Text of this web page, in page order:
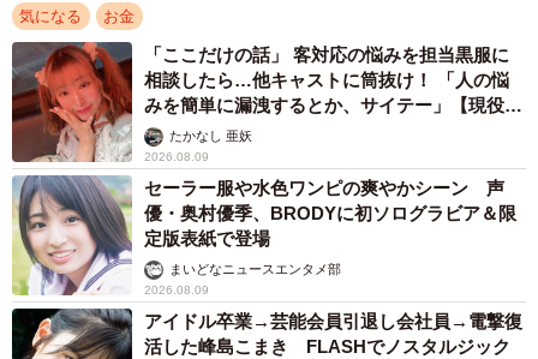
気になる お金
「ここだけの話」 客対応の悩みを担当黒服に
相談したら…他キャストに筒抜け！ 「人の悩
みを簡単に漏洩するとか、サイテー」【現役キ
ャストに取材】
たかなし 亜妖
2026.08.09
セーラー服や水色ワンピの爽やかシーン 声
優・奥村優季、BRODYに初ソログラビア＆限
定版表紙で登場
まいどなニュースエンタメ部
2026.08.09
アイドル卒業→芸能会員引退し会社員→電撃復
活した峰島こまき FLASHでノスタルジック